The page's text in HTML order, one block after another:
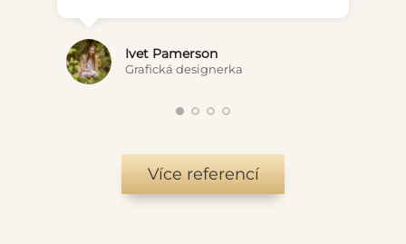
Ivet Pamerson
Grafická designerka
Zdravotní sestra
Více referencí